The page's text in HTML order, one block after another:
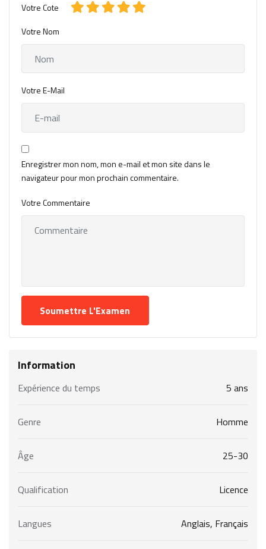
Votre Cote
Votre Nom
Votre E-Mail
Enregistrer mon nom, mon e-mail et mon site dans le
navigateur pour mon prochain commentaire.
Votre Commentaire
Information
Expérience du temps 5 ans
Genre Homme
Âge 25-30
Qualification Licence
Langues Anglais, Français